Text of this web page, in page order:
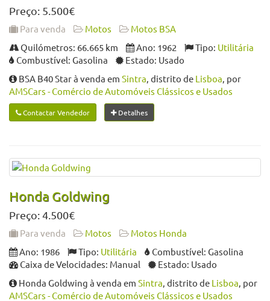
Preço: 5.500€
Para venda Motos
Motos BSA
Quilómetros: 66.665 km
Ano: 1962 Tipo: Utilitária
Combustível: Gasolina
Estado: Usado
BSA B40 Star à venda em Sintra, distrito de Lisboa, por
AMSCars - Comércio de Automóveis Clássicos e Usados
Contactar Vendedor Detalhes
Honda Goldwing
Preço: 4.500€
Para venda Motos
Motos Honda
Ano: 1986
Tipo: Utilitária
Combustível: Gasolina
Caixa de Velocidades: Manual
Estado: Usado
Honda Goldwing à venda em Sintra, distrito de Lisboa, por
AMSCars - Comércio de Automóveis Clássicos e Usados